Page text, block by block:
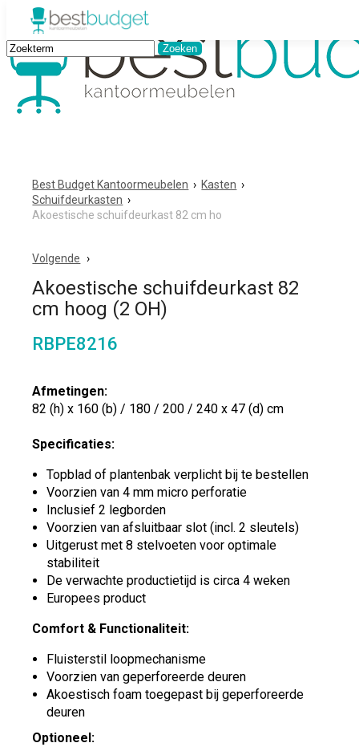
Best Budget Kantoormeubelen › Kasten ›
Schuifdeurkasten ›
Akoestische schuifdeurkast 82 cm ho
Volgende
Akoestische schuifdeurkast 82
cm hoog (2 OH)
RBPE8216
Afmetingen:
82 (h) x 160 (b) / 180 / 200 / 240 x 47 (d) cm
Specificaties:
Topblad of plantenbak verplicht bij te bestellen
Voorzien van 4 mm micro perforatie
Inclusief 2 legborden
Voorzien van afsluitbaar slot (incl. 2 sleutels)
Uitgerust met 8 stelvoeten voor optimale
stabiliteit
De verwachte productietijd is circa 4 weken
Europees product
Comfort & Functionaliteit:
Fluisterstil loopmechanisme
Voorzien van geperforeerde deuren
Akoestisch foam toegepast bij geperforeerde
deuren
Optioneel: